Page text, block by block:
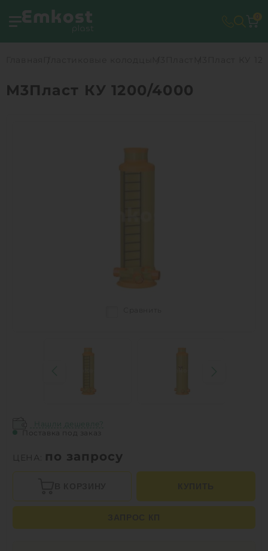
М3Пласт КУ 1200/4000
Нашли дешевле?
Поставка под заказ
ЦЕНА: по запросу